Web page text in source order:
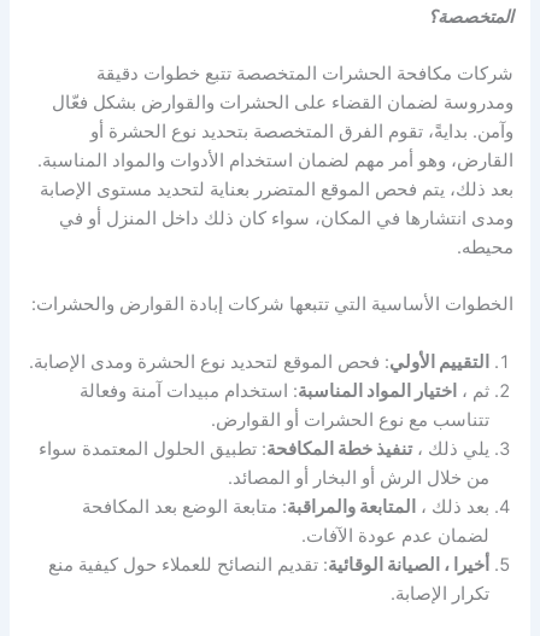
المتخصصة؟
شركات مكافحة الحشرات المتخصصة تتبع خطوات دقيقة
ومدروسة لضمان القضاء على الحشرات والقوارض بشكل فعّال
وآمن. بدايةً، تقوم الفرق المتخصصة بتحديد نوع الحشرة أو
القارض، وهو أمر مهم لضمان استخدام الأدوات والمواد المناسبة.
بعد ذلك، يتم فحص الموقع المتضرر بعناية لتحديد مستوى الإصابة
ومدى انتشارها في المكان، سواء كان ذلك داخل المنزل أو في
محيطه.
الخطوات الأساسية التي تتبعها شركات إبادة القوارض والحشرات:
التقييم الأولي: فحص الموقع لتحديد نوع الحشرة ومدى الإصابة.
ثم ، اختيار المواد المناسبة: استخدام مبيدات آمنة وفعالة
تتناسب مع نوع الحشرات أو القوارض.
يلي ذلك ،تنفيذ خطة المكافحة: تطبيق الحلول المعتمدة سواء
من خلال الرش أو البخار أو المصائد.
بعد ذلك ، المتابعة والمراقبة: متابعة الوضع بعد المكافحة
لضمان عدم عودة الآفات.
أخيرا ، الصيانة الوقائية: تقديم النصائح للعملاء حول كيفية منع
تكرار الإصابة.